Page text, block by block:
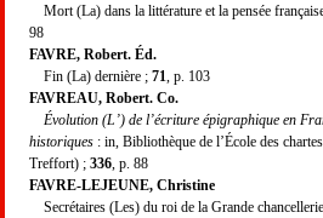
Mort (La) dans la littérature et la pensée
98
FAVRE, Robert. Éd.
Fin (La) dernière ; 71 , p. 103
FAVREAU, Robert. Co.
Évolution (L’) de l’écriture épigraphique en
historiques : in, Bibliothèque de l’École des
Treffort) ; 336 , p. 88
FAVRE-LEJEUNE, Christine
Secrétaires (Les) du roi de la Grande